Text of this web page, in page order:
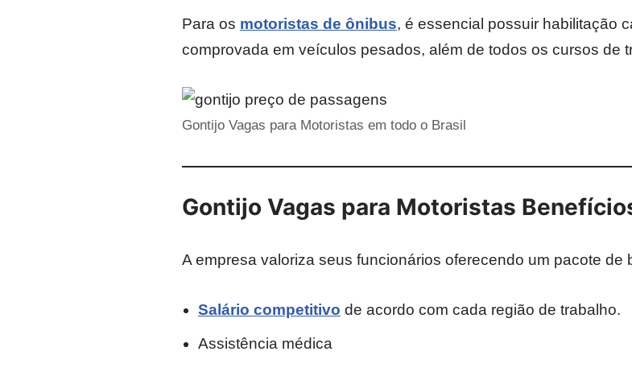
Para os motoristas de ônibus, é essencial possuir habilitação
comprovada em veículos pesados, além de todos os cursos de
Gontijo Vagas para Motoristas em todo o Brasil
Gontijo Vagas para Motoristas
A empresa valoriza seus funcionários oferecendo um pacote de
Salário competitivo de acordo com cada região de trabalho.
Assistência médica